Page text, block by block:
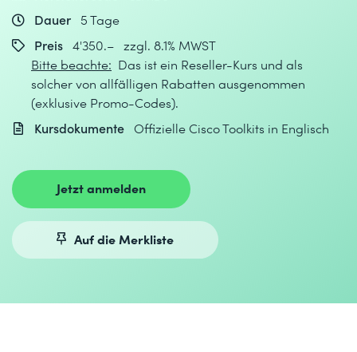
Dauer
5 Tage
Preis 4'350.– zzgl. 8.1% MWST
Bitte beachte: Das ist ein Reseller-Kurs und als
solcher von allfälligen Rabatten ausgenommen
(exklusive Promo-Codes).
Kursdokumente Offizielle Cisco Toolkits in Englisch
Jetzt anmelden
Auf die Merkliste